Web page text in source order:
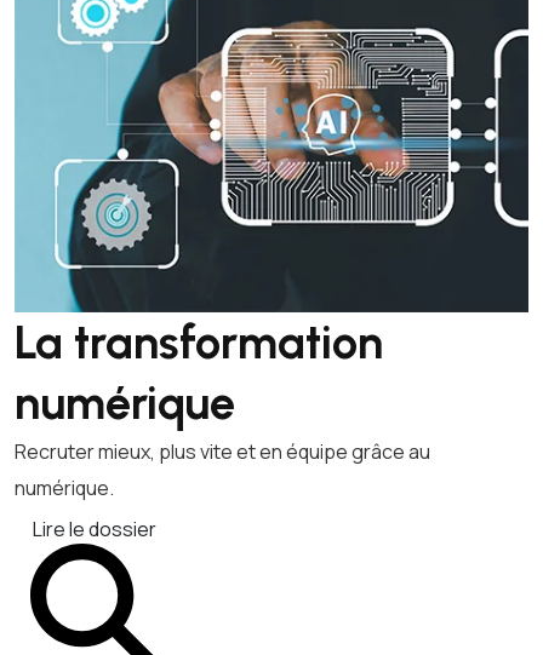
La transformation
numérique
Recruter mieux, plus vite et en équipe grâce au
numérique.
Lire le dossier